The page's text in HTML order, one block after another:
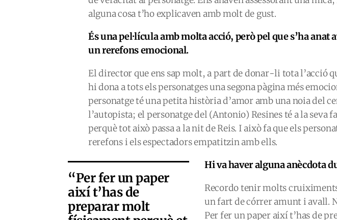
alguna cosa t’ho explicaven amb molt de gust.
És una pel·lícula amb molta acció, però pel que s’ha anat
un rerefons emocional.
El director que ens sap molt, a part de donar-li tota l’acció
hi dona a tots els personatges una segona pàgina més
personatge té una petita història d’amor amb una noia del
l’autopista; el personatge del (Antonio) Resines té a la seva
perquè tot això passa a la nit de Reis. I això fa que els
rerefons i els espectadors empatitzin amb ells.
“Per fer un paper
així t’has de
preparar molt
Hi va haver alguna anècdota
Recordo tenir molts
un fart de córrer amunt i avall.
Per fer un paper així t’has de